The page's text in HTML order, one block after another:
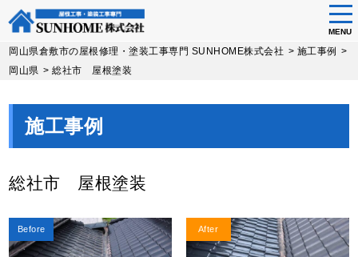
Skip
MENU
岡山県倉敷市の屋根修理・塗装工事専門 SUNHOME株式会社 > 施工事例 >
岡山県 >総社市 屋根塗装
施工事例
総社市 屋根塗装
Before After